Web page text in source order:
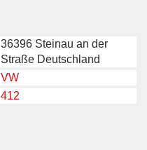
36396 Steinau an der
Straße Deutschland
VW
412